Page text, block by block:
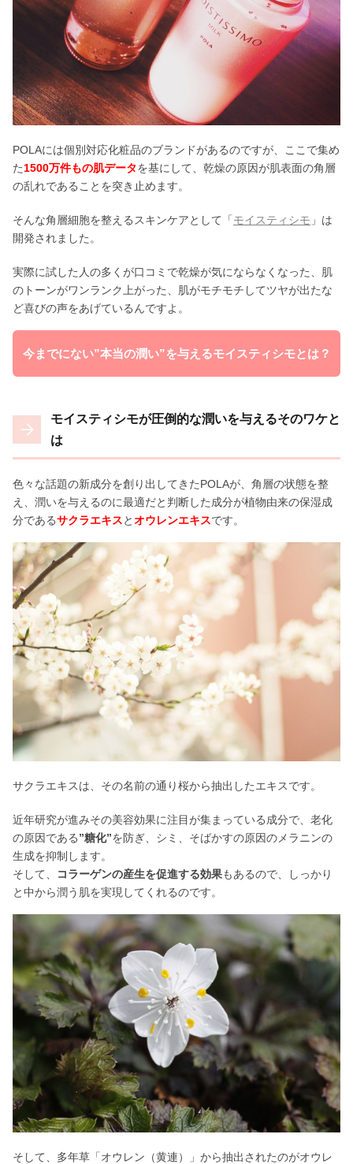
POLAには個別対応化粧品のブランドがあるのですが、ここで集め
た1500万件もの肌データを基にして、乾燥の原因が肌表面の角層
の乱れであることを突き止めます。
そんな角層細胞を整えるスキンケアとして「モイスティシモ 」は
開発されました。
実際に試した人の多くが口コミで乾燥が気にならなくなった、肌
のトーンがワンランク上がった、肌がモチモチしてツヤが出たな
ど喜びの声をあげているんですよ。
今までにない”本当の潤い”を与えるモイスティシモとは？
モイスティシモが圧倒的な潤いを与えるそのワケと
は
色々な話題の新成分を創り出してきたPOLAが、角層の状態を整
え、潤いを与えるのに最適だと判断した成分が植物由来の保湿成
分であるサクラエキスとオウレンエキスです。
サクラエキスは、その名前の通り桜から抽出したエキスです。
近年研究が進みその美容効果に注目が集まっている成分で、老化
の原因である”糖化”を防ぎ、シミ、そばかすの原因のメラニンの
生成を抑制します。
そして、
コラーゲンの産生を促進する効果もあるので、しっかり
と中から潤う肌を実現してくれるのです。
そして、多年草「オウレン（黄連）」から抽出されたのがオウレ